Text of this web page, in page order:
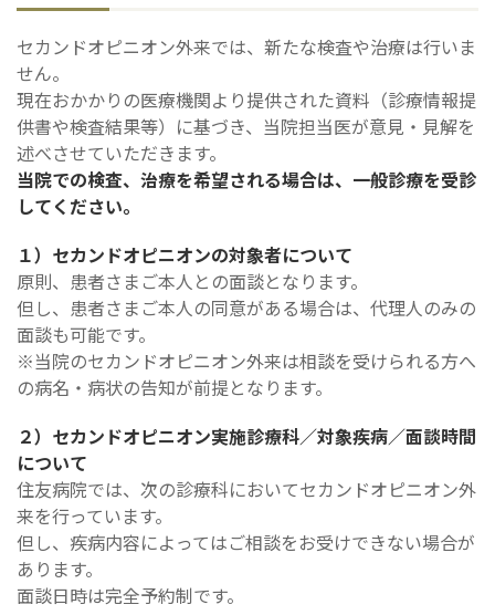
セカンドオピニオン外来では、新たな検査や治療は行いま
せん。
現在おかかりの医療機関より提供された資料（診療情報提
供書や検査結果等）に基づき、当院担当医が意見・見解を
述べさせていただきます。
当院での検査、治療を希望される場合は、一般診療を受診
してください。
１）セカンドオピニオンの対象者について
原則、患者さまご本人との面談となります。
但し、患者さまご本人の同意がある場合は、代理人のみの
面談も可能です。
※当院のセカンドオピニオン外来は相談を受けられる方へ
の病名・病状の告知が前提となります。
２）セカンドオピニオン実施診療科／対象疾病／面談時間
について
住友病院では、次の診療科においてセカンドオピニオン外
来を行っています。
但し、疾病内容によってはご相談をお受けできない場合が
あります。
面談日時は完全予約制です。